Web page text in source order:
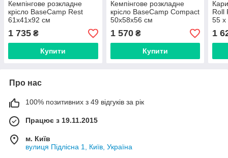
Кемпінгове розкладне
крісло BaseCamp Rest
61x41x92 см
1 735 ₴
Купити
Кемпінгове розкладне
крісло BaseCamp Compact
50x58x56 см
1 570₴
Купити
Roll
55 x
1
Про нас
100% позитивних з 49 відгуків за рік
Працює з 19.11.2015
м. Київ
вулиця Підлісна 1, Київ, Україна